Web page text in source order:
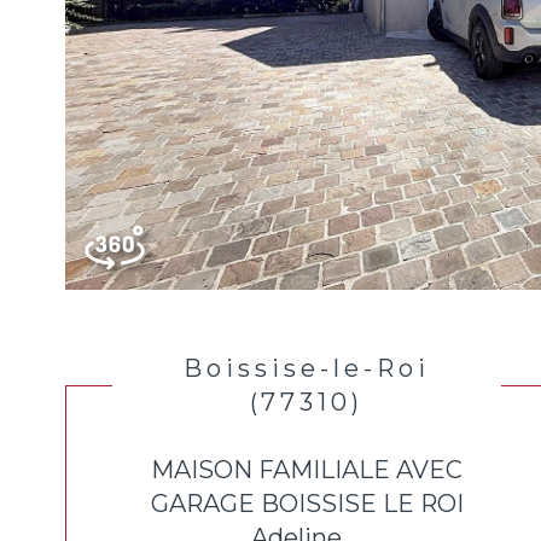
Boissise-le-Roi
(77310)
MAISON FAMILIALE AVEC
GARAGE BOISSISE LE ROI